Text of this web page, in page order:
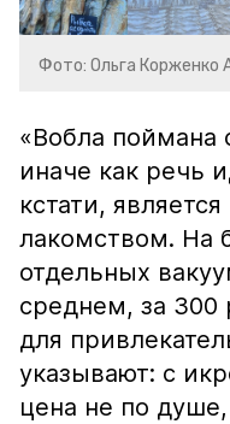
Фото: Ольга Корженко
«Вобла
иначе как речь
кстати,
лакомством. На
отдельных
среднем, за 300
для
указывают: с
цена не по